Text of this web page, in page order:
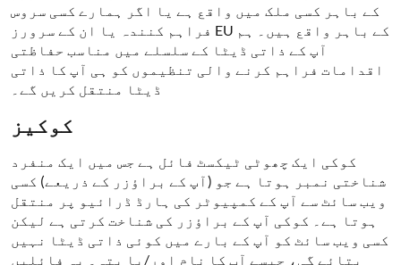
کے باہر کسی ملک میں واقع ہے یا اگر ہمارے کسی سروس
فراہم کنندہ یا ان کے سرورز EU کے باہر واقع ہیں۔ ہم
آپ کے ذاتی ڈیٹا کے سلسلے میں مناسب حفاظتی
اقدامات فراہم کرنے والی تنظیموں کو ہی آپ کا ذاتی
ڈیٹا منتقل کریں گے۔
کوکیز
کوکی ایک چھوٹی ٹیکسٹ فائل ہے جس میں ایک منفرد
شناختی نمبر ہوتا ہے جو (آپ کے براؤزر کے ذریعے) کسی
ویب سائٹ سے آپ کے کمپیوٹر کی ہارڈ ڈرائیو پر منتقل
ہوتا ہے۔ کوکی آپ کے براؤزر کی شناخت کرتی ہے لیکن
کسی ویب سائٹ کو آپ کے بارے میں کوئی ذاتی ڈیٹا نہیں
بتائے گی، جیسے آپ کا نام اور/یا پتہ۔ یہ فائلیں